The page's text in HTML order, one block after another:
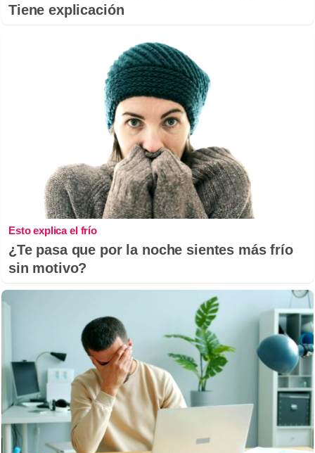
Tiene explicación
Esto explica el frío
¿Te pasa que por la noche sientes más frío
sin motivo?